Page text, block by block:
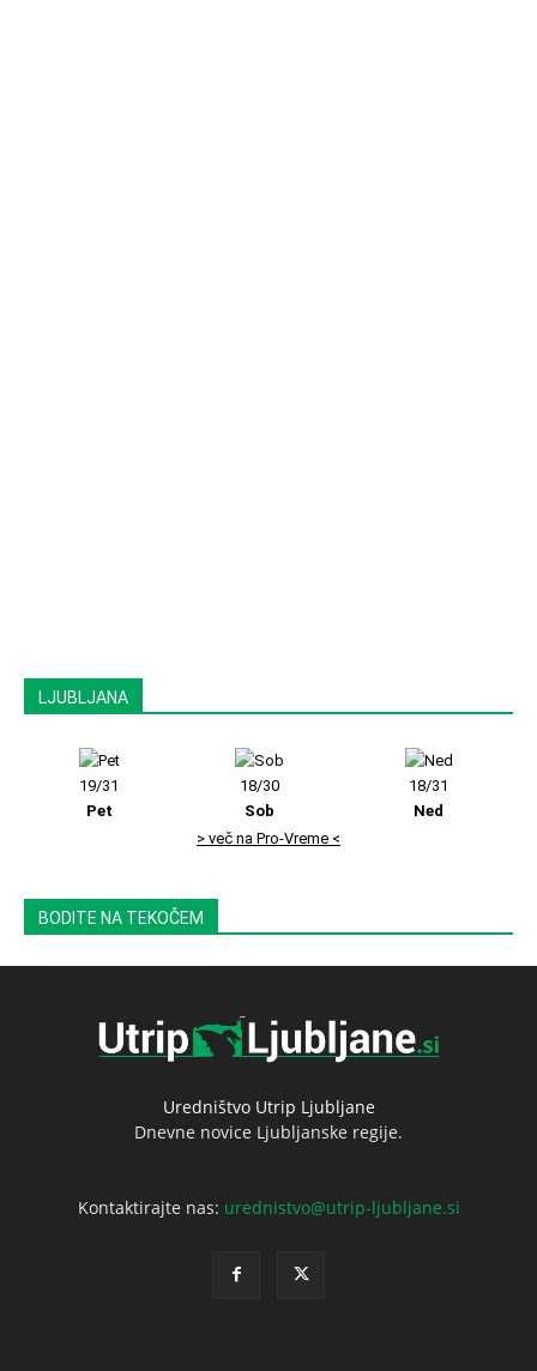
LJUBLJANA
19/31
Pet
18/30
Sob
18/31
Ned
> več na Pro-Vreme <
BODITE NA TEKOČEM
Uredništvo Utrip Ljubljane
Dnevne novice Ljubljanske regije.
Kontaktirajte nas: urednistvo@utrip-ljubljane.si